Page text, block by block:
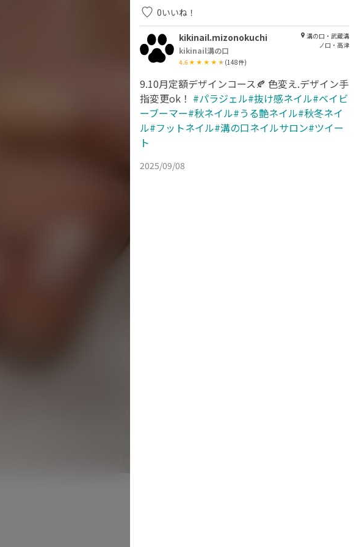
0いいね！
kikinail.mizonokuchi
kikinail溝の口
4.6 (148件)
溝の口・武蔵溝
ノ口・高津
9.10月定額デザインコース🍂 色変え.デザイン手
指変更ok！ #パラジェル#抜け感ネイル#ベイビ
ーブーマー#秋ネイル#うる艶ネイル#秋冬ネイ
ル#フットネイル#溝の口ネイルサロン#ツイー
ト
2025/09/08